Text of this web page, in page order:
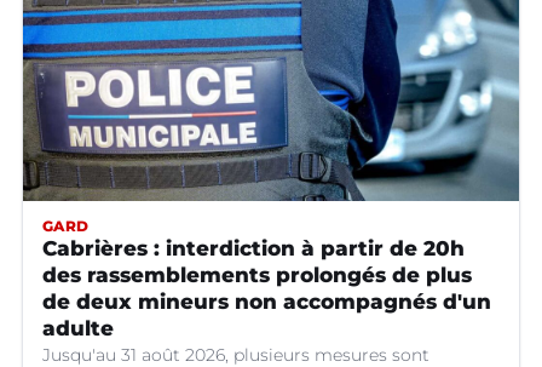
GARD
Cabrières : interdiction à partir de 20h
des rassemblements prolongés de plus
de deux mineurs non accompagnés d'un
adulte
Jusqu'au 31 août 2026, plusieurs mesures sont